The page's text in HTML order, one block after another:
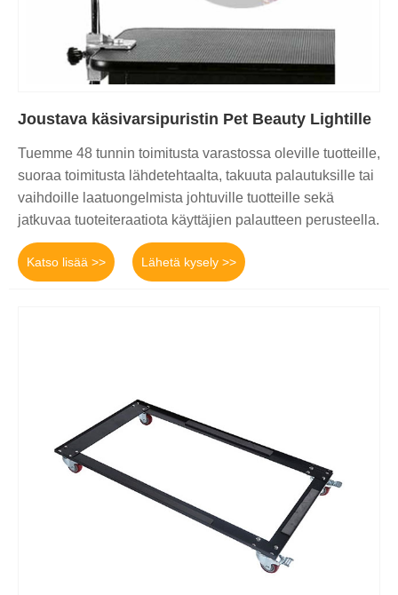
Joustava käsivarsipuristin Pet Beauty Lightille
Tuemme 48 tunnin toimitusta varastossa oleville tuotteille,
suoraa toimitusta lähdetehtaalta, takuuta palautuksille tai
vaihdoille laatuongelmista johtuville tuotteille sekä
jatkuvaa tuoteiteraatiota käyttäjien palautteen perusteella.
Katso lisää >> Lähetä kysely >>